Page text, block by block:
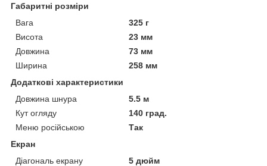
Габаритні розміри
Вага
325 г
Висота
23 мм
Довжина
73 мм
Ширина
258 мм
Додаткові характеристики
Довжина шнура
5.5 м
Кут огляду
140 град.
Меню російською
Так
Екран
Діагональ екрану
5 дюйм